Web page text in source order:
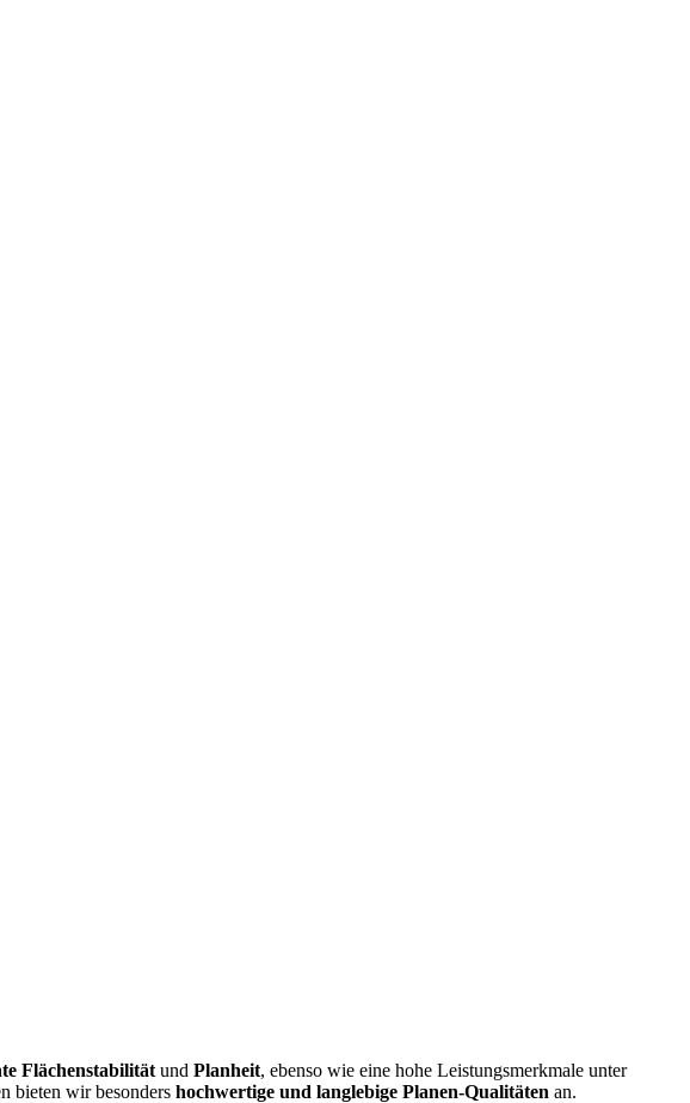
Flächenstabilität und Planheit, ebenso wie eine hohe Leistungsmerkmale unter
bieten wir besonders hochwertige und langlebige Planen-Qualitäten an.